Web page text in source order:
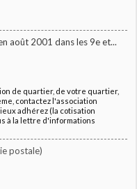
août 2001 dans les 9e et...
de quartier, de votre quartier,
contactez l'association
adhérez (la cotisation
à la lettre d'informations
postale)